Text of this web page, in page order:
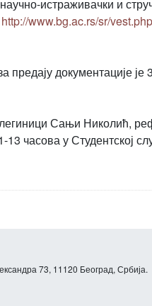
истраживачки и
http://www.bg.ac.rs/sr/
предају документације
Сањи Николић,
часова у Студентској
73, 11120 Београд, Србија.